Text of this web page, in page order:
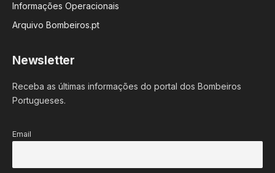
Informações Operacionais
Arquivo Bombeiros.pt
Newsletter
Receba as últimas informações do portal dos Bombeiros
Portugueses.
Email